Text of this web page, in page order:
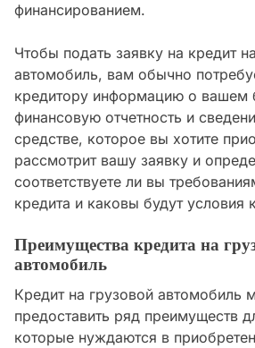
финансированием.
Чтобы подать заявку на кредит
автомобиль, вам обычно
кредитору информацию о вашем
финансовую отчетность и
средстве, которое вы хотите
рассмотрит вашу заявку и
соответствуете ли вы
кредита и каковы будут условия
Преимущества кредита на
автомобиль
Кредит на грузовой автомобиль
предоставить ряд преимуществ
которые нуждаются в